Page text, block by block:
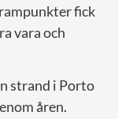
fick
vara och
strand i Porto
åren.